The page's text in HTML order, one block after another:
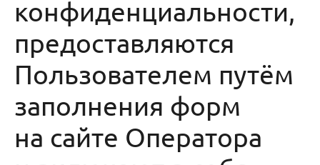
конфиденциальности,
предоставляются
Пользователем путём
заполнения форм
на сайте Оператора